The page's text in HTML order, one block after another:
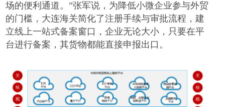
场的便利通道。”张军说，为降低小微企业参与外贸
的门槛，大连海关简化了注册手续与审批流程，建
立线上一站式备案窗口，企业无论大小，只要在平
台进行备案，其货物都能直接申报出口。